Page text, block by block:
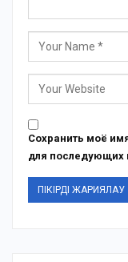
Сохранить моё
для последующих